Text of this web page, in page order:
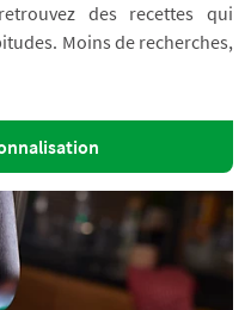
des recettes qui
Moins de recherches,